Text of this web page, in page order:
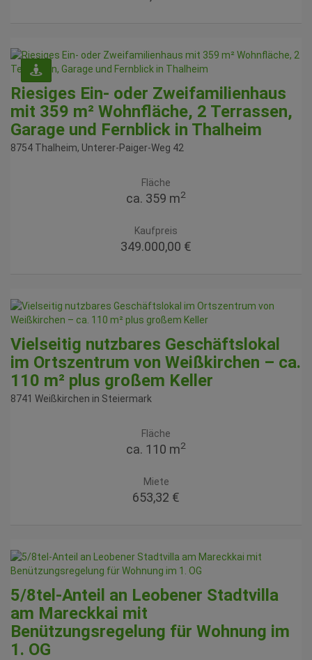
Riesiges Ein- oder Zweifamilienhaus
mit 359 m² Wohnfläche, 2 Terrassen,
Garage und Fernblick in Thalheim
8754 Thalheim, Unterer-Paiger-Weg 42
Fläche
ca. 359 m2
Kaufpreis
349.000,00 €
Vielseitig nutzbares Geschäftslokal
im Ortszentrum von Weißkirchen – ca.
110 m² plus großem Keller
8741 Weißkirchen in Steiermark
Fläche
ca. 110 m2
Miete
653,32 €
5/8tel-Anteil an Leobener Stadtvilla
am Mareckkai mit
Benützungsregelung für Wohnung im
1. OG